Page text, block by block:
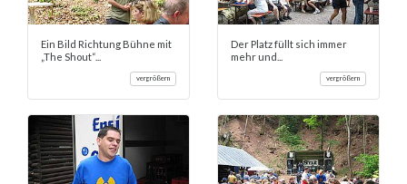
Ein Bild Richtung Bühne mit
„The Shout“...
vergrößern
Der Platz füllt sich immer
mehr und...
vergrößern